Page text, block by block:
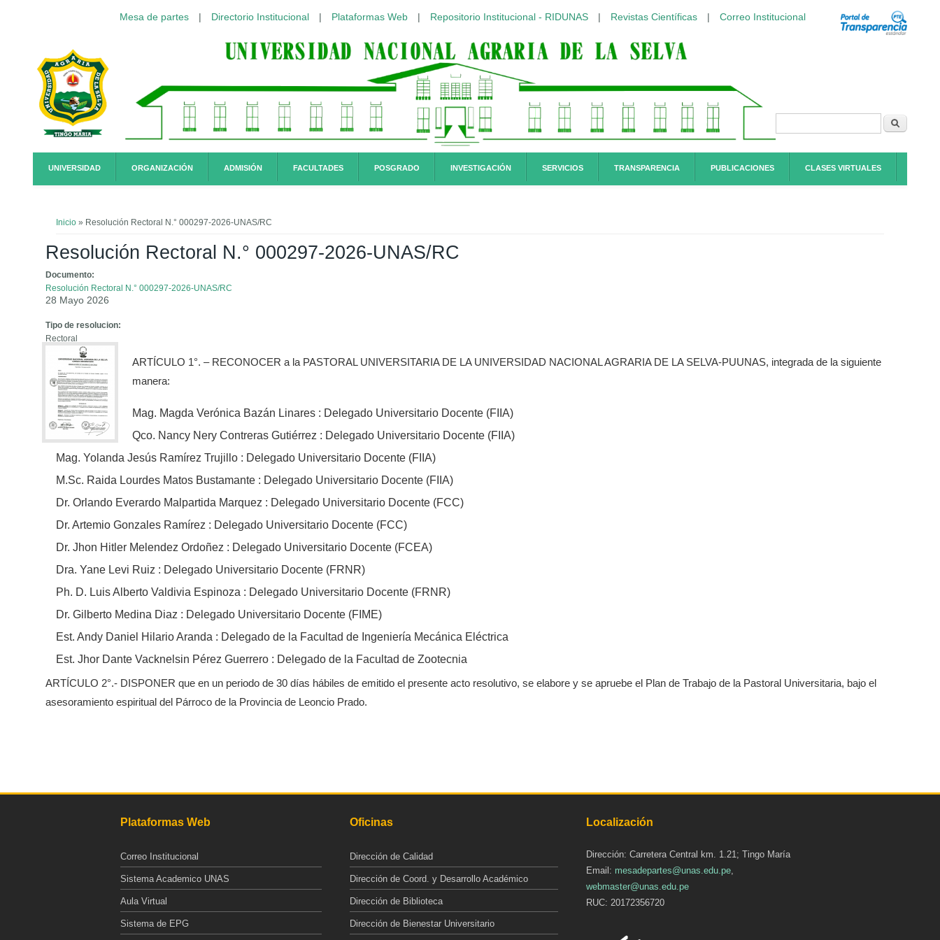
Mesa de partes | Directorio Institucional | Plataformas Web | Repositorio Institucional - RIDUNAS | Revistas Científicas | Correo Institucional
Formulario de
UNIVERSIDAD ORGANIZACIÓN ADMISIÓN FACULTADES POSGRADO INVESTIGACIÓN SERVICIOS TRANSPARENCIA PUBLICACIONES CLASES VIRTUALES
Inicio » Resolución Rectoral N.° 000297-2026-UNAS/RC
Resolución Rectoral N.° 000297-2026-UNAS/RC
Documento:
Resolución Rectoral N.° 000297-2026-UNAS/RC
28 Mayo 2026
Tipo de resolucion:
Rectoral
ARTÍCULO 1°. – RECONOCER a la PASTORAL UNIVERSITARIA DE LA UNIVERSIDAD NACIONAL AGRARIA DE LA SELVA-PUUNAS, integrada de la siguiente
manera:
Mag. Magda Verónica Bazán Linares : Delegado Universitario Docente (FIIA)
Qco. Nancy Nery Contreras Gutiérrez : Delegado Universitario Docente (FIIA)
Mag. Yolanda Jesús Ramírez Trujillo : Delegado Universitario Docente (FIIA)
M.Sc. Raida Lourdes Matos Bustamante : Delegado Universitario Docente (FIIA)
Dr. Orlando Everardo Malpartida Marquez : Delegado Universitario Docente (FCC)
Dr. Artemio Gonzales Ramírez : Delegado Universitario Docente (FCC)
Dr. Jhon Hitler Melendez Ordoñez : Delegado Universitario Docente (FCEA)
Dra. Yane Levi Ruiz : Delegado Universitario Docente (FRNR)
Ph. D. Luis Alberto Valdivia Espinoza : Delegado Universitario Docente (FRNR)
Dr. Gilberto Medina Diaz : Delegado Universitario Docente (FIME)
Est. Andy Daniel Hilario Aranda : Delegado de la Facultad de Ingeniería Mecánica Eléctrica
Est. Jhor Dante Vacknelsin Pérez Guerrero : Delegado de la Facultad de Zootecnia
ARTÍCULO 2°.- DISPONER que en un periodo de 30 días hábiles de emitido el presente acto resolutivo, se elabore y se apruebe el Plan de Trabajo de la Pastoral Universitaria, bajo el
asesoramiento espiritual del Párroco de la Provincia de Leoncio Prado.
Plataformas Web
Correo Institucional
Sistema Academico UNAS
Aula Virtual
Sistema de EPG
Oficinas
Dirección de Calidad
Dirección de Coord. y Desarrollo Académico
Dirección de Biblioteca
Dirección de Bienestar Universitario
Localización
Dirección: Carretera Central km. 1.21; Tingo María
Email: mesadepartes@unas.edu.pe,
webmaster@unas.edu.pe
RUC: 20172356720